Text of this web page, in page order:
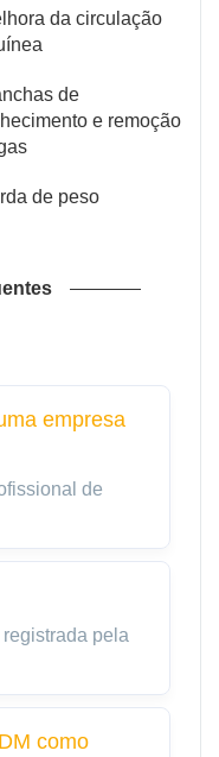
da circulação
de
e remoção
de peso
empresa
de
pela
como